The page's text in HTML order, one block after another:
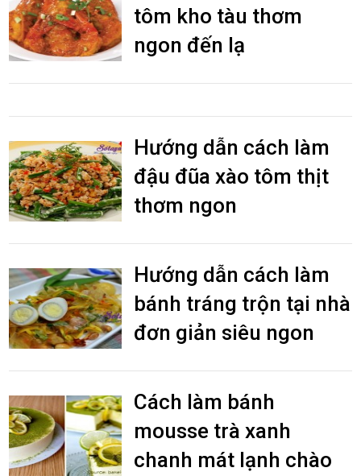
tôm kho tàu thơm
ngon đến lạ
Hướng dẫn cách làm
đậu đũa xào tôm thịt
thơm ngon
Hướng dẫn cách làm
bánh tráng trộn tại nhà
đơn giản siêu ngon
Cách làm bánh
mousse trà xanh
chanh mát lạnh chào